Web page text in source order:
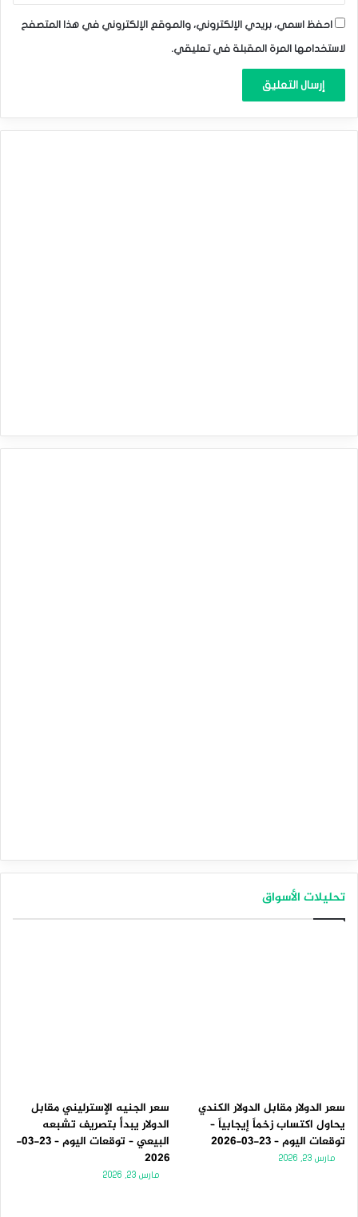
احفظ اسمي، بريدي الإلكتروني، والموقع الإلكتروني في هذا المتصفح
لاستخدامها المرة المقبلة في تعليقي.
تحليلات الأسواق
سعر الدولار مقابل الدولار الكندي
يحاول اكتساب زخماً إيجابياً –
توقعات اليوم – 23-03-2026
مارس 23, 2026
سعر الجنيه الإسترليني مقابل
الدولار يبدأ بتصريف تشبعه
البيعي – توقعات اليوم – 23-03-
2026
مارس 23, 2026